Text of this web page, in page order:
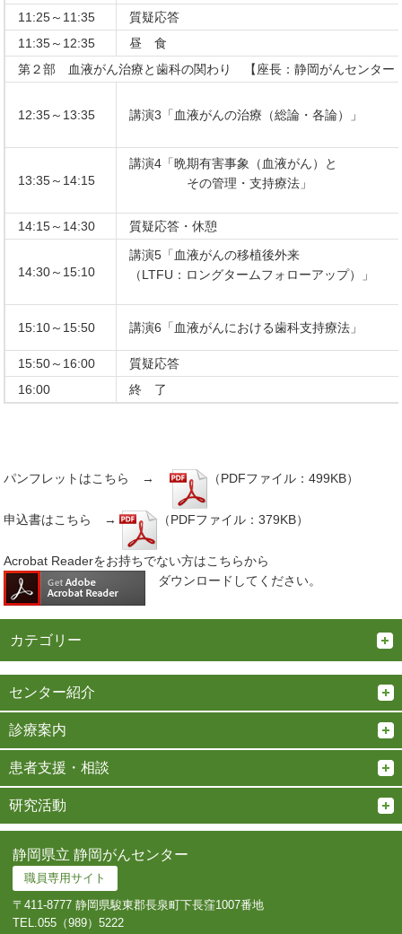
11:25～11:35
質疑応答
11:35～12:35
昼 食
第２部 血液がん治療と歯科の関わり 【座長：静岡がんセンタ
12:35～13:35 講演3「血液がんの治療（総論・各論）」
13:35～14:15
講演4「晩期有害事象（血液がん）と
その管理・支持療法」
14:15～14:30 質疑応答・休憩
14:30～15:10
講演5「血液がんの移植後外来
（LTFU：ロングタームフォローアップ）」
15:10～15:50 講演6「血液がんにおける歯科支持療法」
15:50～16:00
質疑応答
16:00
終 了
パンフレットはこちら → （PDFファイル：499KB）
申込書はこちら → （PDFファイル：379KB）
Acrobat Readerをお持ちでない方はこちらから
ダウンロードしてください。
カテゴリー
センター紹介
診療案内
患者支援・相談
研究活動
静岡県立 静岡がんセンター
職員専用サイト
〒411-8777 静岡県駿東郡長泉町下長窪1007番地
TEL.055（989）5222